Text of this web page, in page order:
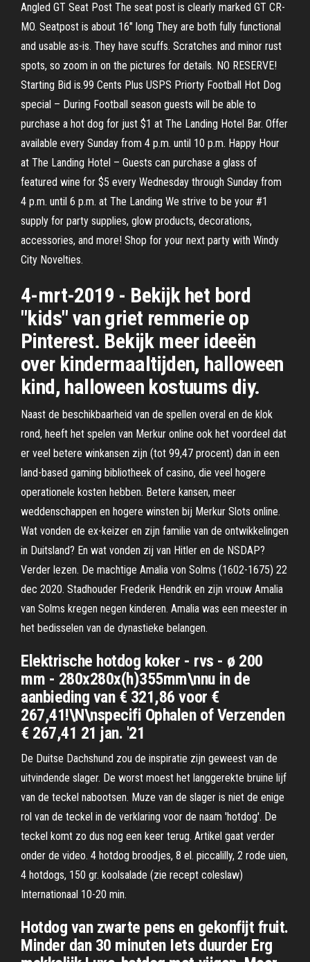
Angled GT Seat Post The seat post is clearly marked GT CR-
MO. Seatpost is about 16" long They are both fully functional
and usable as-is. They have scuffs. Scratches and minor rust
spots, so zoom in on the pictures for details. NO RESERVE!
Starting Bid is.99 Cents Plus USPS Priorty Football Hot Dog
special – During Football season guests will be able to
purchase a hot dog for just $1 at The Landing Hotel Bar. Offer
available every Sunday from 4 p.m. until 10 p.m. Happy Hour
at The Landing Hotel – Guests can purchase a glass of
featured wine for $5 every Wednesday through Sunday from
4 p.m. until 6 p.m. at The Landing We strive to be your #1
supply for party supplies, glow products, decorations,
accessories, and more! Shop for your next party with Windy
City Novelties.
4-mrt-2019 - Bekijk het bord
"kids" van griet remmerie op
Pinterest. Bekijk meer ideeën
over kindermaaltijden, halloween
kind, halloween kostuums diy.
Naast de beschikbaarheid van de spellen overal en de klok
rond, heeft het spelen van Merkur online ook het voordeel dat
er veel betere winkansen zijn (tot 99,47 procent) dan in een
land-based gaming bibliotheek of casino, die veel hogere
operationele kosten hebben. Betere kansen, meer
weddenschappen en hogere winsten bij Merkur Slots online.
Wat vonden de ex-keizer en zijn familie van de ontwikkelingen
in Duitsland? En wat vonden zij van Hitler en de NSDAP?
Verder lezen. De machtige Amalia von Solms (1602-1675) 22
dec 2020. Stadhouder Frederik Hendrik en zijn vrouw Amalia
van Solms kregen negen kinderen. Amalia was een meester in
het bedisselen van de dynastieke belangen.
Elektrische hotdog koker - rvs - ø 200
mm - 280x280x(h)355mm\nnu in de
aanbieding van € 321,86 voor €
267,41!\N\nspecifi Ophalen of Verzenden
€ 267,41 21 jan. '21
De Duitse Dachshund zou de inspiratie zijn geweest van de
uitvindende slager. De worst moest het langgerekte bruine lijf
van de teckel nabootsen. Muze van de slager is niet de enige
rol van de teckel in de verklaring voor de naam 'hotdog'. De
teckel komt zo dus nog een keer terug. Artikel gaat verder
onder de video. 4 hotdog broodjes, 8 el. piccalilly, 2 rode uien,
4 hotdogs, 150 gr. koolsalade (zie recept coleslaw)
Internationaal 10-20 min.
Hotdog van zwarte pens en gekonfijt fruit.
Minder dan 30 minuten Iets duurder Erg